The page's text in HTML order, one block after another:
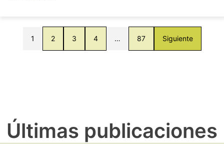
1 2 3 4 … 87 Siguiente
Últimas publicaciones